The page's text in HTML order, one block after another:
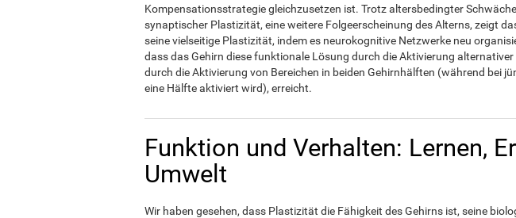
Kompensationsstrategie gleichzusetzen ist. Trotz altersbedingter
synaptischer Plastizität, eine weitere Folgeerscheinung des Alterns, zeigt
seine vielseitige Plastizität, indem es neurokognitive Netzwerke neu
dass das Gehirn diese funktionale Lösung durch die Aktivierung
durch die Aktivierung von Bereichen in beiden Gehirnhälften (während bei
eine Hälfte aktiviert wird), erreicht.
Funktion und Verhalten: Lernen,
Umwelt
Wir haben gesehen, dass Plastizität die Fähigkeit des Gehirns ist, seine